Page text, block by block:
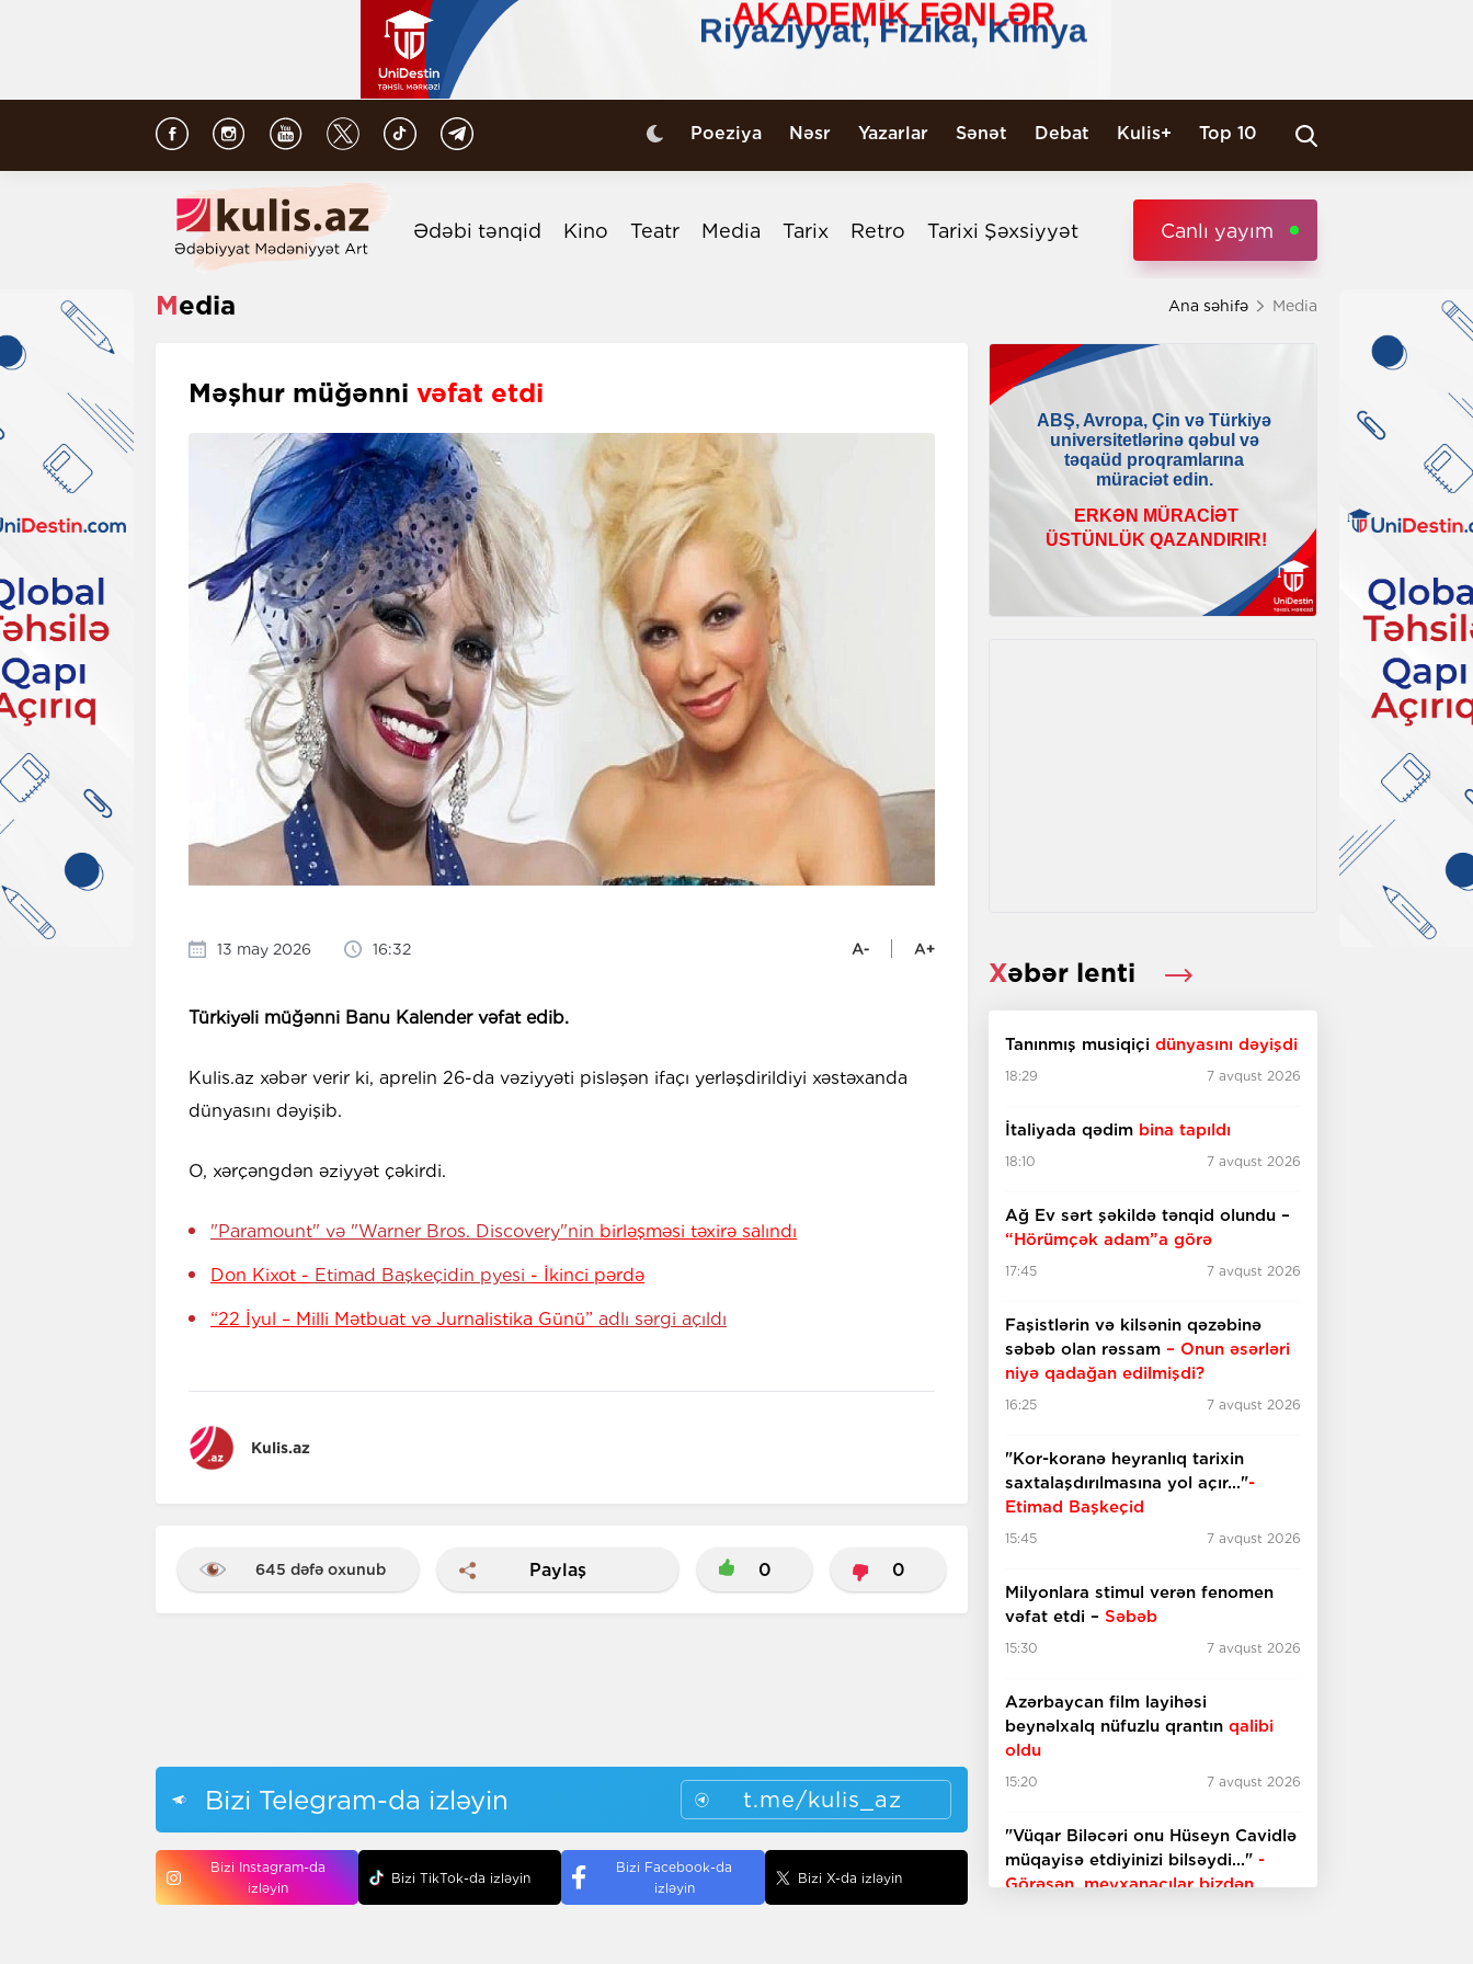
Poeziya Nəsr Yazarlar Sənət Debat Kulis+ Top 10
Ədəbi tənqid Kino Teatr Media Tarix Retro Tarixi Şəxsiyyət Canlı yayım
Media Ana səhifə Media
Məşhur müğənni vəfat etdi
13 may 2026 16:32
Türkiyəli müğənni Banu Kalender vəfat edib.
Kulis.az xəbər verir ki, aprelin 26-da vəziyyəti pisləşən ifaçı yerləşdirildiyi xəstəxanda
dünyasını dəyişib.
O, xərçəngdən əziyyət çəkirdi.
"Paramount" və "Warner Bros. Discovery"nin birləşməsi təxirə salındı
Don Kixot - Etimad Başkeçidin pyesi - İkinci pərdə
“22 İyul – Milli Mətbuat və Jurnalistika Günü” adlı sərgi açıldı
Kulis.az
645 dəfə oxunub Paylaş 0 0
Bizi Telegram-da izləyin t.me/kulis_az
Bizi Instagram-da
izləyin
Bizi TikTok-da izləyin
Bizi Facebook-da
izləyin
Bizi X-da izləyin
Xəbər lenti
Tanınmış musiqiçi dünyasını dəyişdi
18:29 7 avqust 2026
İtaliyada qədim bina tapıldı
18:10 7 avqust 2026
Ağ Ev sərt şəkildə tənqid olundu –
“Hörümçək adam”a görə
17:45 7 avqust 2026
Faşistlərin və kilsənin qəzəbinə
səbəb olan rəssam – Onun əsərləri
niyə qadağan edilmişdi?
16:25 7 avqust 2026
"Kor-koranə heyranlıq tarixin
saxtalaşdırılmasına yol açır..."-
Etimad Başkeçid
15:45 7 avqust 2026
Milyonlara stimul verən fenomen
vəfat etdi – Səbəb
15:30 7 avqust 2026
Azərbaycan film layihəsi
beynəlxalq nüfuzlu qrantın qalibi
oldu
15:20 7 avqust 2026
"Vüqar Biləcəri onu Hüseyn Cavidlə
müqayisə etdiyinizi bilsəydi..." -
Görəsən, meyxanaçılar bizdən